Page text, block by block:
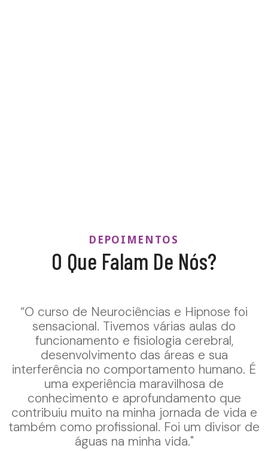
DEPOIMENTOS
O Que Falam De Nós?
“O curso de Neurociências e Hipnose foi
sensacional. Tivemos várias aulas do
funcionamento e fisiologia cerebral,
desenvolvimento das áreas e sua
interferência no comportamento humano. É
uma experiência maravilhosa de
conhecimento e aprofundamento que
contribuiu muito na minha jornada de vida e
também como profissional. Foi um divisor de
águas na minha vida."